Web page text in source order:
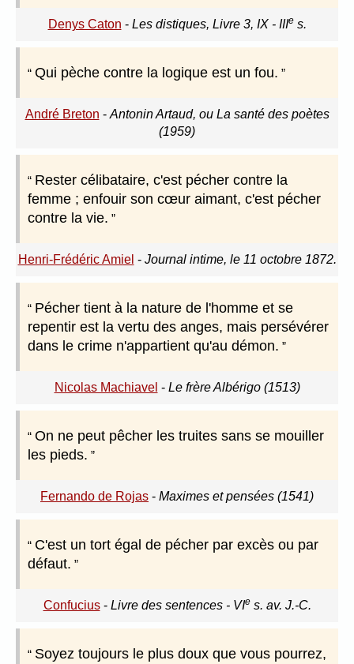
Denys Caton - Les distiques, Livre 3, IX - IIIes.
Qui pèche contre la logique est un fou.
André Breton - Antonin Artaud, ou La santé des poètes
(1959)
Rester célibataire, c'est pécher contre la
femme ; enfouir son cœur aimant, c'est pécher
contre la vie.
Henri-Frédéric Amiel - Journal intime, le 11 octobre 1872.
Pécher tient à la nature de l'homme et se
repentir est la vertu des anges, mais persévérer
dans le crime n'appartient qu'au démon.
Nicolas Machiavel - Le frère Albérigo (1513)
On ne peut pêcher les truites sans se mouiller
les pieds.
Fernando de Rojas - Maximes et pensées (1541)
C'est un tort égal de pécher par excès ou par
défaut.
Confucius- Livre des sentences - VIes. av. J.-C.
Soyez toujours le plus doux que vous pourrez,